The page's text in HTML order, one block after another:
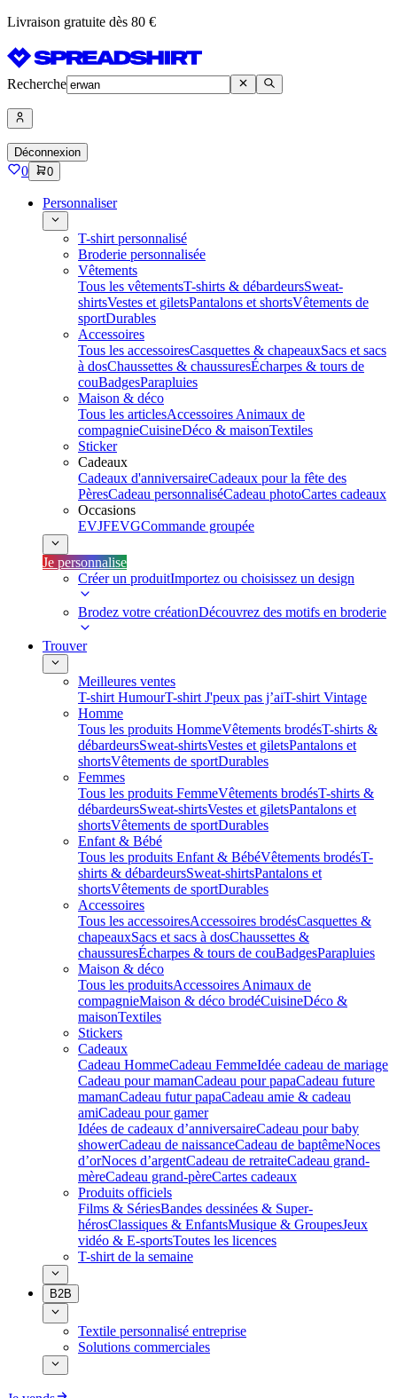
Livraison gratuite dès 80 €
Recherche
Déconnexion
0 0
Personnaliser
T-shirt personnalisé
Broderie personnalisée
Vêtements
Tous les vêtementsT-shirts & débardeursSweat-
shirtsVestes et giletsPantalons et shortsVêtements de
sportDurables
Accessoires
Tous les accessoiresCasquettes & chapeauxSacs et sacs
à dosChaussettes & chaussuresÉcharpes & tours de
couBadgesParapluies
Maison & déco
Tous les articlesAccessoires Animaux de
compagnieCuisineDéco & maisonTextiles
Sticker
Cadeaux
Cadeaux d'anniversaireCadeaux pour la fête des
PèresCadeau personnaliséCadeau photoCartes cadeaux
Occasions
EVJFEVGCommande groupée
Je personnalise
Créer un produitImportez ou choisissez un design
Brodez votre créationDécouvrez des motifs en broderie
Trouver
Meilleures ventes
T-shirt HumourT-shirt J'peux pas j’aiT-shirt Vintage
Homme
Tous les produits HommeVêtements brodésT-shirts &
débardeursSweat-shirtsVestes et giletsPantalons et
shortsVêtements de sportDurables
Femmes
Tous les produits FemmeVêtements brodésT-shirts &
débardeursSweat-shirtsVestes et giletsPantalons et
shortsVêtements de sportDurables
Enfant & Bébé
Tous les produits Enfant & BébéVêtements brodésT-
shirts & débardeursSweat-shirtsPantalons et
shortsVêtements de sportDurables
Accessoires
Tous les accessoiresAccessoires brodésCasquettes &
chapeauxSacs et sacs à dosChaussettes &
chaussuresÉcharpes & tours de couBadgesParapluies
Maison & déco
Tous les produitsAccessoires Animaux de
compagnieMaison & déco brodéCuisineDéco &
maisonTextiles
Stickers
Cadeaux
Cadeau HommeCadeau FemmeIdée cadeau de mariage​
Cadeau pour mamanCadeau pour papaCadeau future
mamanCadeau futur papaCadeau amie & cadeau
amiCadeau pour gamer
Idées de cadeaux d’anniversaireCadeau pour baby
showerCadeau de naissanceCadeau de baptêmeNoces
d’orNoces d’argentCadeau de retraiteCadeau grand-
mèreCadeau grand-pèreCartes cadeaux
Produits officiels
Films & SériesBandes dessinées & Super-
hérosClassiques & EnfantsMusique & GroupesJeux
vidéo & E-sportsToutes les licences
T-shirt de la semaine
B2B
Textile personnalisé entreprise
Solutions commerciales